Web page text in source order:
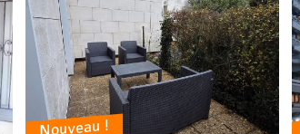
Nouveau !